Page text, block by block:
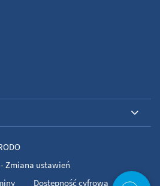
Zmiana ustawień
Dostępność cyfrowa